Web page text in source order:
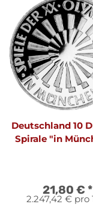
Deutschland 10
Spirale "in
21,80 € *
2.247,42 € pro